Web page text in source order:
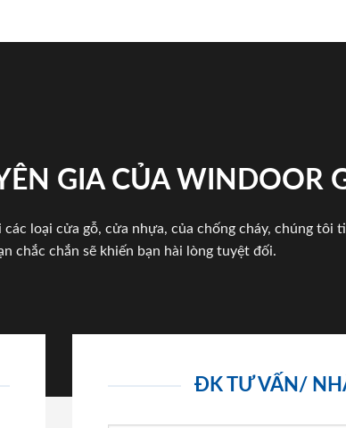
GIA CỦA WINDOOR
loại cửa gỗ, cửa nhựa, của chống cháy, chúng tôi
chắc chắn sẽ khiến bạn hài lòng tuyệt đối.
ĐK TƯ VẤN/